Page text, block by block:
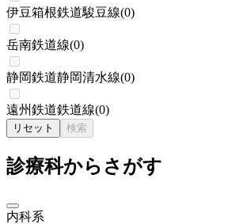
伊豆箱根鉄道駿豆線(0)
岳南鉄道線(0)
静岡鉄道静岡清水線(0)
遠州鉄道鉄道線(0)
リセット 検索
診療科からさがす
内科系